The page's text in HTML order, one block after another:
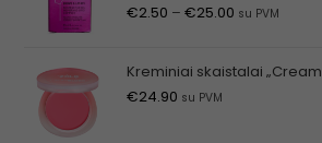
€2.50 – €25.00 su PVM
Kreminiai skaistalai „Cream
€24.90 su PVM